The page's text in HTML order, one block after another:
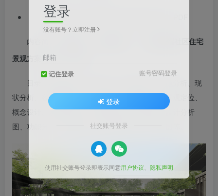
景观方案文本 新中式风格 福建 高档住宅 PDF
内容简介：
住宅
景观方案（PDF+118页）
目录：项目解读、区位分析、交通分析、设施分析、现
状分析、客群需求分析、主题定位、建筑分析、景观定位、
概念设计、示范区设计、规划总图、总平面图、设计分析
图、功能分区、流线分析、滨河剖面分析、效果图等。
登录
没有账号？立即注册
邮箱
记住登录 账号密码登录
登录
社交账号登录
使用社交账号登录即表示同意用户协议 隐私声明